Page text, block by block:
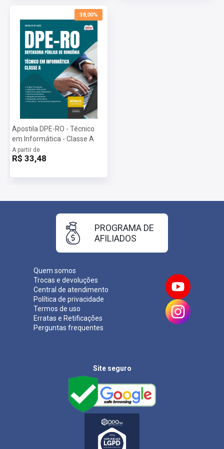
38,00%
Apostila DPE-RO - Técnico
em Informática - Classe A
A partir de
R$ 33,48
Quem somos
Trocas e devoluções
Central de atendimento
Política de privacidade
Termos de uso
Erratas e Retificações
Perguntas frequentes
PROGRAMA DE
AFILIADOS
Site seguro